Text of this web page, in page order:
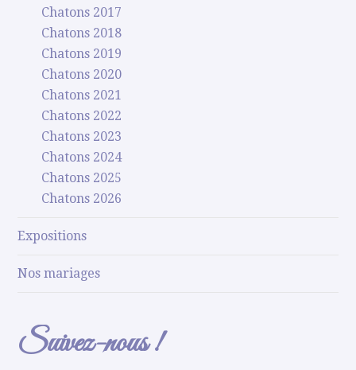
Chatons 2017
Chatons 2018
Chatons 2019
Chatons 2020
Chatons 2021
Chatons 2022
Chatons 2023
Chatons 2024
Chatons 2025
Chatons 2026
Expositions
Nos mariages
Suivez-nous !